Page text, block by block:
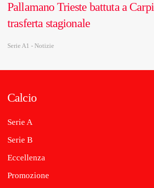
Pallamano Trieste battuta a
trasferta stagionale
Serie A1 - Notizie
Calcio
Serie A
Serie B
Eccellenza
Promozione